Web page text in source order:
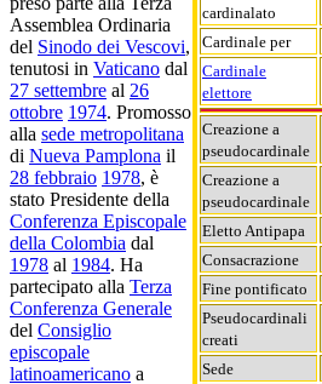
cardinalato
Cardinale per
Cardinale
elettore
Creazione a
pseudocardinale
Creazione a
pseudocardinale
Eletto Antipapa
Consacrazione
Fine pontificato
Pseudocardinali
creati
Sede
Assemblea Ordinaria
del Sinodo dei Vescovi,
tenutosi in Vaticano dal
27 settembre al 26
ottobre 1974. Promosso
alla sede metropolitana
di Nueva Pamplona il
28 febbraio 1978, è
stato Presidente della
Conferenza Episcopale
della Colombia dal
1978 al 1984. Ha
partecipato alla Terza
Conferenza Generale
del Consiglio
episcopale
latinoamericano a